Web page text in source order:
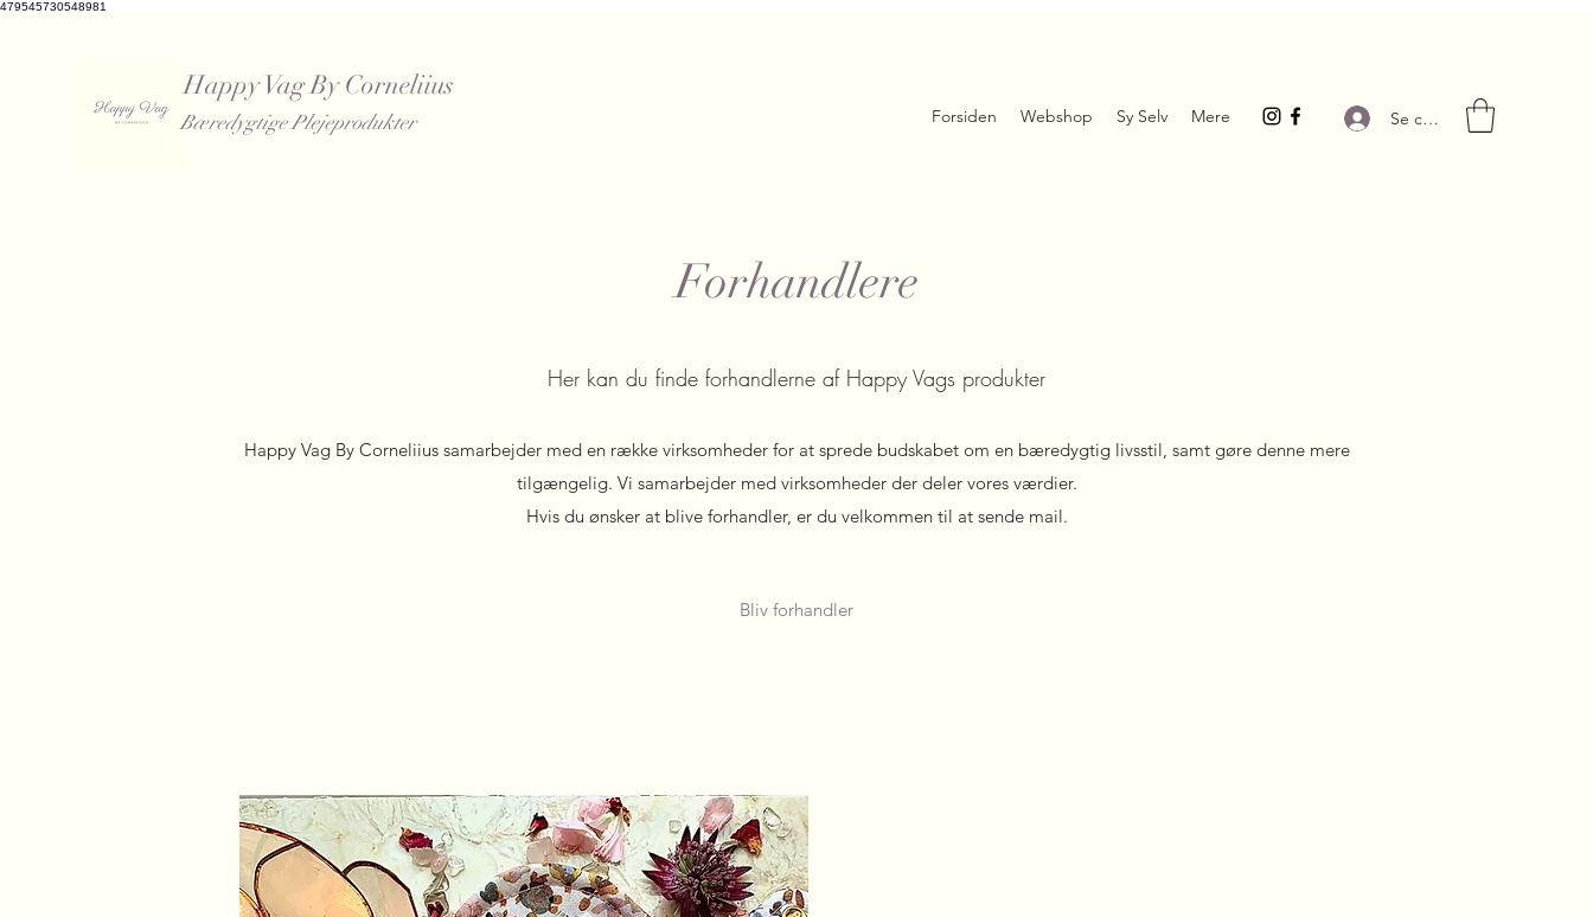
479545730548981
Happy Vag By Corneliius
Bæredygtige Plejeprodukter Forsiden Webshop Sy Selv Mere Se connecter
Forhandlere
Her kan du finde forhandlerne af Happy Vags produkter
Happy Vag By Corneliius samarbejder med en række virksomheder for at sprede budskabet om en bæredygtig livsstil, samt gøre denne mere
tilgængelig. Vi samarbejder med virksomheder der deler vores værdier.
Hvis du ønsker at blive forhandler, er du velkommen til at sende mail.
Bliv forhandler